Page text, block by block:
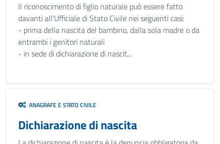
Il riconoscimento di figlio naturale può essere fatto
davanti all'Ufficiale di Stato Civile nei seguenti casi:
- prima della nascita del bambino, dalla sola madre o da
entrambi i genitori naturali
- in sede di dichiarazione di nascit...
ANAGRAFE E STATO CIVILE
Dichiarazione di nascita